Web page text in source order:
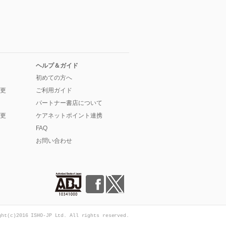
ヘルプ＆ガイド
初めての方へ
ご利用ガイド
パートナー書店について
ケアネットポイント連携
FAQ
お問い合わせ
ISHO-JP Ltd. All rights reserved.